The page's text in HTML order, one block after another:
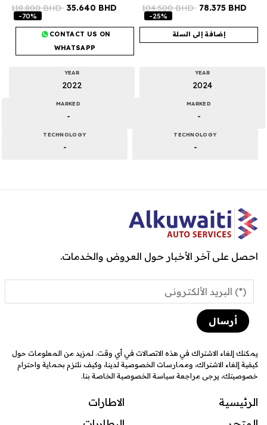
104.500BHD 78.375 BHD
-25%
إضافة إلى السلة
YEAR
2024
MARKED
-
TECHNOLOGY
-
118.800BHD 35.640 BHD
-70%
CONTACT US ON
WHATSAPP
YEAR
2022
MARKED
-
TECHNOLOGY
-
احصل على آخر الأخبار حول العروض والخدمات.
يمكنك إلغاء الاشتراك في هذه الاتصالات في أي وقت. لمزيد من المعلومات حول
كيفية إلغاء الاشتراك، وممارسات الخصوصية لدينا، وكيف نلتزم بحماية واحترام
خصوصيتك، يرجى مراجعة سياسة الخصوصية الخاصة بنا.
الرئيسية
الاطارات